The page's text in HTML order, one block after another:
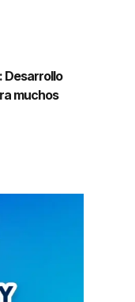
Desarrollo
muchos